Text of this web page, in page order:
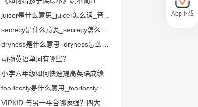
juicer是什么意思_juicer怎么读_音标ˈdʒu-sə(r)
动物英语单词有哪些？
小学六年级如何快速提高英语成绩
fearlessly是什么意思_fearlessly怎么读_音标'fɪələslɪ
VIPKID 与另一平台哪家强？四大维度专业对比
App下载